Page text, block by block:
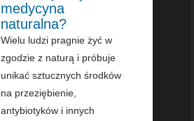
medycyna
naturalna?
Wielu ludzi pragnie żyć w
zgodzie z naturą i próbuje
unikać sztucznych środków
na przeziębienie,
antybiotyków i innych